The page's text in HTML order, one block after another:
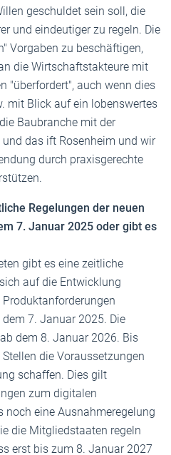
geschuldet sein soll, die
und eindeutiger zu regeln. Die
Vorgaben zu beschäftigen,
die Wirtschaftstakteure mit
"überfordert", auch wenn dies
mit Blick auf ein lobenswertes
Baubranche mit der
das ift Rosenheim und wir
durch praxisgerechte
Regelungen der neuen
7. Januar 2025 oder gibt es
gibt es eine zeitliche
auf die Entwicklung
7. Januar 2025. Die
dem 8. Januar 2026. Bis
die Voraussetzungen
schaffen. Dies gilt
zum digitalen
noch eine Ausnahmeregelung
die Mitgliedstaaten regeln
erst bis zum 8. Januar 2027